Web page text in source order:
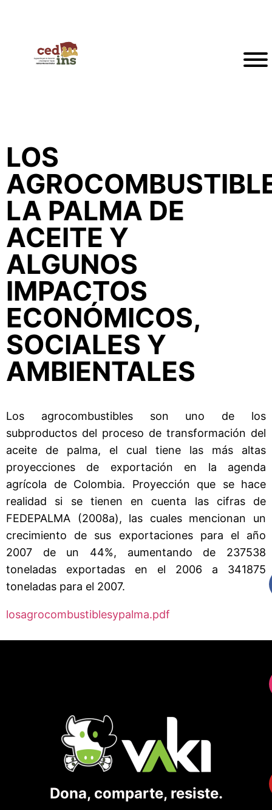
LOS
LA PALMA DE
ACEITE Y
ALGUNOS
IMPACTOS
ECONÓMICOS,
SOCIALES Y
AMBIENTALES
Los agrocombustibles son uno de los
subproductos del proceso de transformación del
aceite de palma, el cual tiene las más altas
proyecciones de exportación en la agenda
agrícola de Colombia. Proyección que se hace
realidad si se tienen en cuenta las cifras de
FEDEPALMA (2008a), las cuales mencionan un
crecimiento de sus exportaciones para el año
2007 de un 44%, aumentando de 237538
toneladas exportadas en el 2006 a 341875
toneladas para el 2007.
losagrocombustiblesypalma.pdf
Dona, comparte, resiste.